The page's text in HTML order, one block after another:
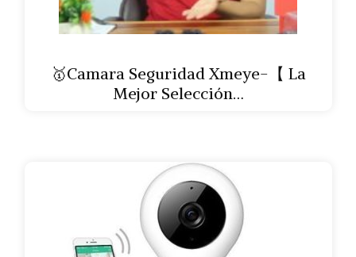
🥇Camara Seguridad Xmeye-【 La
Mejor Selección…